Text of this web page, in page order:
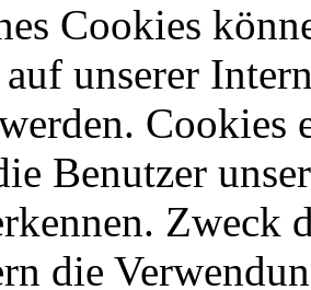
Cookies
unserer
Cookies
Benutzer
Zweck
die